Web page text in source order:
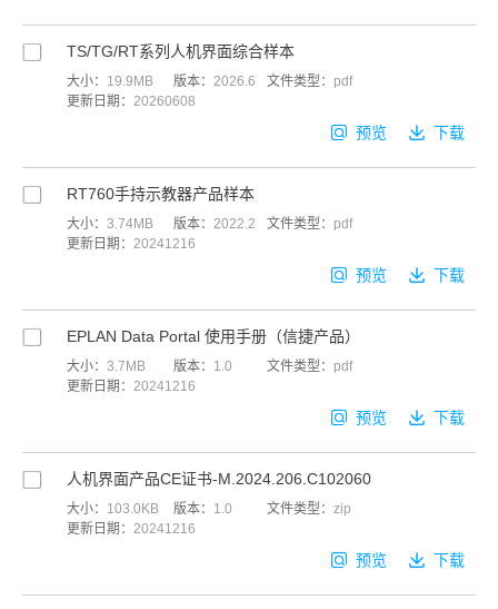
预览 下载
TS/TG/RT系列人机界面综合样本
大小： 19.9MB 版本： 2026.6 文件类型： pdf
更新日期： 20260608
预览 下载
RT760手持示教器产品样本
大小： 3.74MB 版本： 2022.2 文件类型： pdf
更新日期： 20241216
预览 下载
EPLAN Data Portal 使用手册（信捷产品）
大小： 3.7MB 版本： 1.0 文件类型： pdf
更新日期： 20241216
预览 下载
人机界面产品CE证书-M.2024.206.C102060
大小： 103.0KB 版本： 1.0 文件类型： zip
更新日期： 20241216